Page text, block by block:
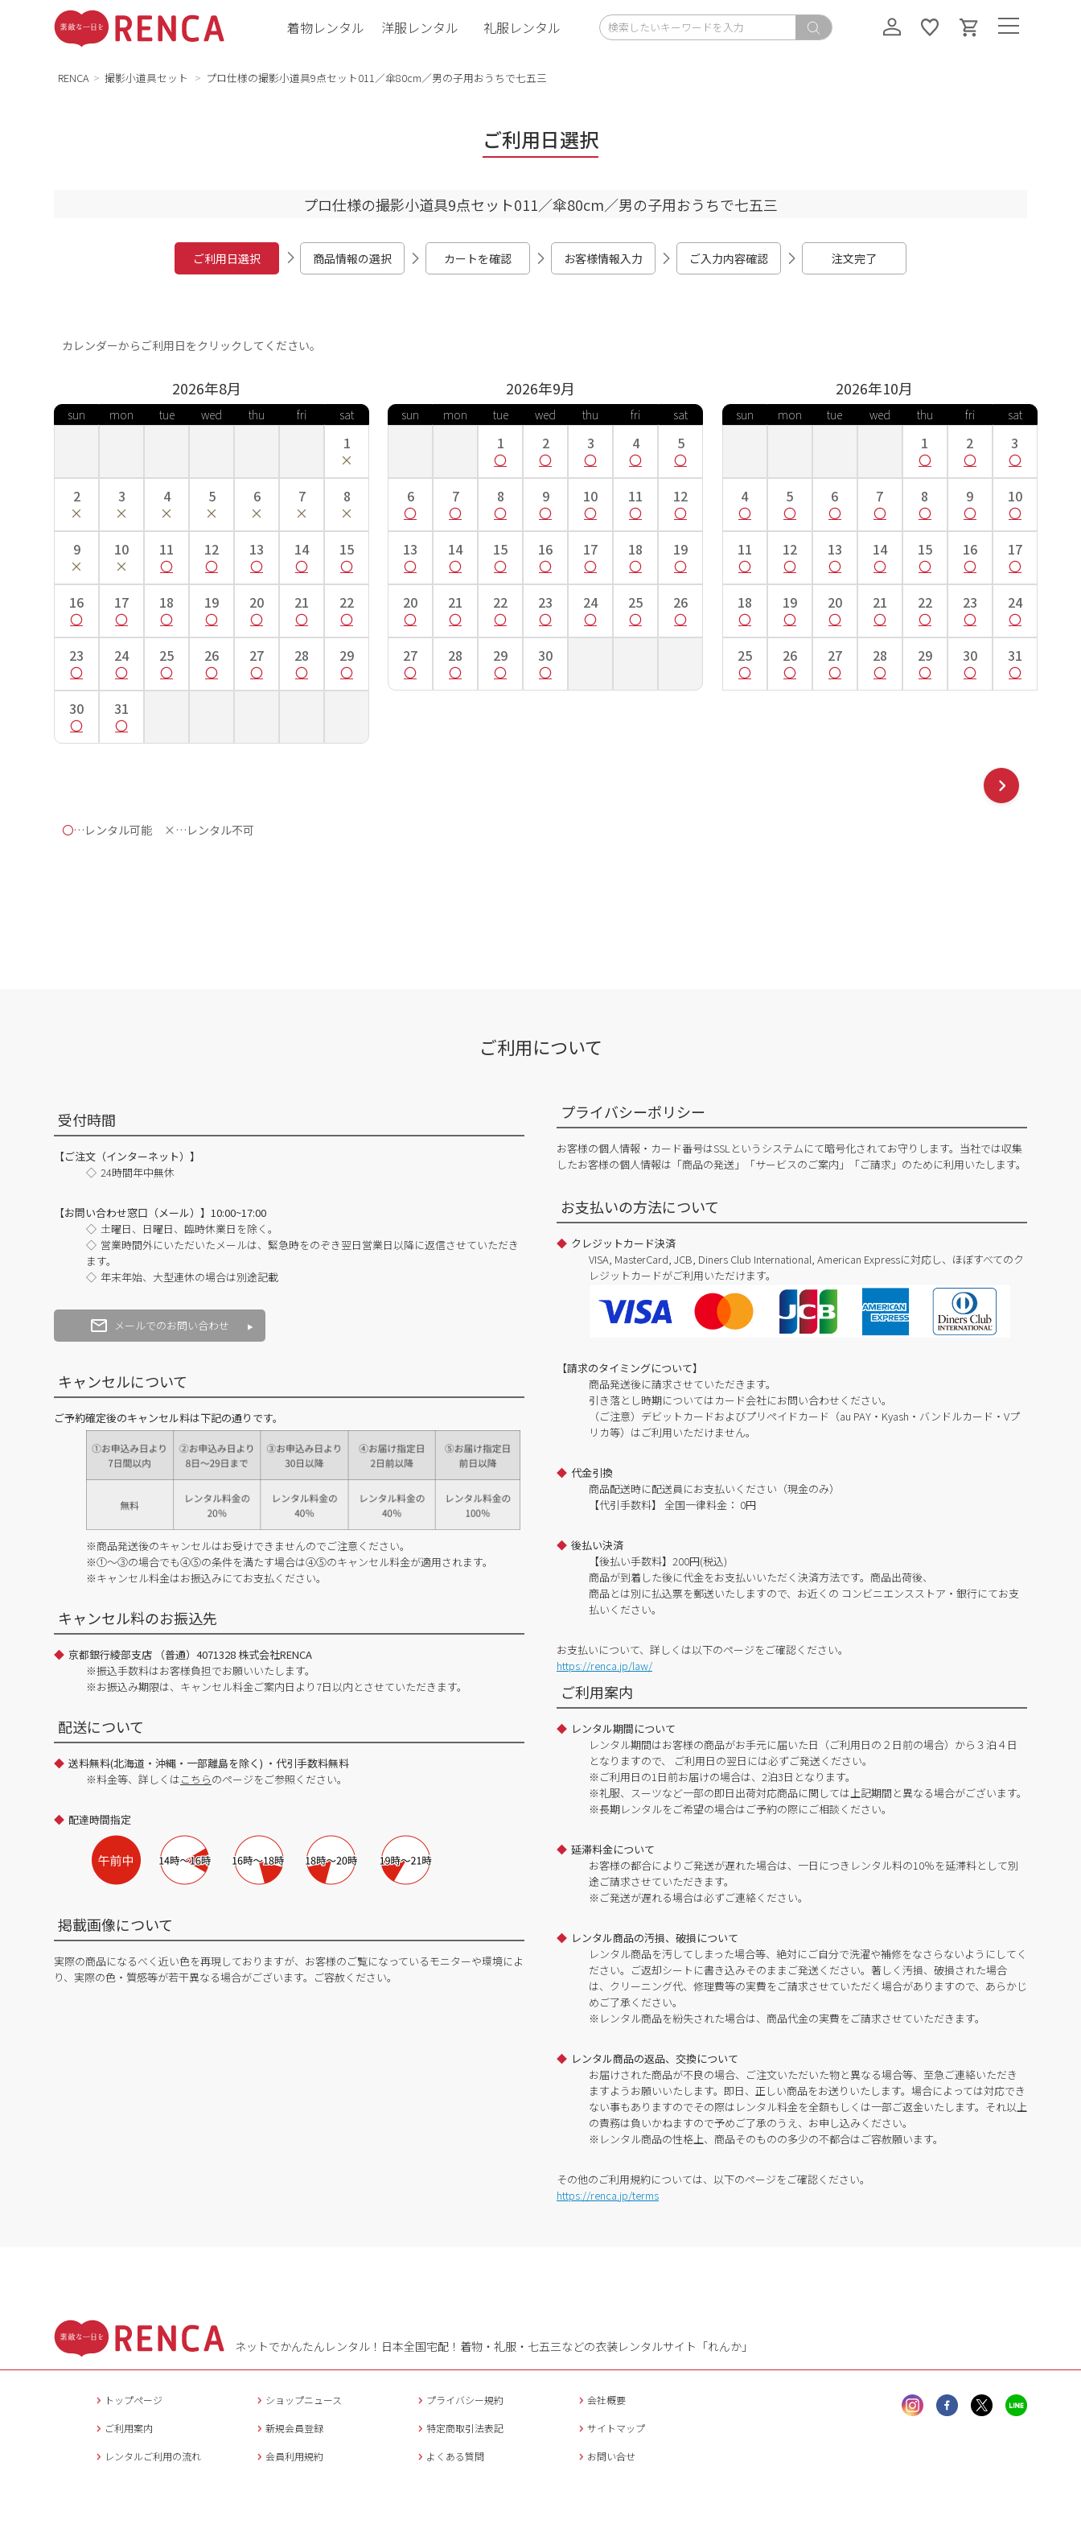
着物レンタル 洋服レンタル 礼服レンタル
RENCA 撮影小道具セット プロ仕様の撮影小道具9点セット011／傘80cm／男の子用おうちで七五三
ご利用日選択
プロ仕様の撮影小道具9点セット011／傘80cm／男の子用おうちで七五三
ご利用日選択 商品情報の選択 カートを確認 お客様情報入力 ご入力内容確認 注文完了
カレンダーからご利用日をクリックしてください。
2026年8月
sun mon tue wed thu fri sat
1
2 3 4 5 6 7 8
9 10 11 12 13 14 15
16 17 18 19 20 21 22
23 24 25 26 27 28 29
30 31
2026年9月
sun mon tue wed thu fri sat
1 2 3 4 5
6 7 8 9 10 11 12
13 14 15 16 17 18 19
20 21 22 23 24 25 26
27 28 29 30
2026年10月
sun mon tue wed thu fri sat
1 2 3
4 5 6 7 8 9 10
11 12 13 14 15 16 17
18 19 20 21 22 23 24
25 26 27 28 29 30 31
〇…レンタル可能 ×…レンタル不可
ご利用について
受付時間
【ご注文（インターネット）】
24時間年中無休
【お問い合わせ窓口（メール）】10:00~17:00
土曜日、日曜日、臨時休業日を除く。
営業時間外にいただいたメールは、緊急時をのぞき翌日営業日以降に返信させていただき
ます。
年末年始、大型連休の場合は別途記載
メールでのお問い合わせ
キャンセルについて
ご予約確定後のキャンセル料は下記の通りです。
※商品発送後のキャンセルはお受けできませんのでご注意ください。
※①～③の場合でも④⑤の条件を満たす場合は④⑤のキャンセル料金が適用されます。
※キャンセル料金はお振込みにてお支払ください。
キャンセル料のお振込先
京都銀行綾部支店 （普通）4071328 株式会社RENCA
※振込手数料はお客様負担でお願いいたします。
※お振込み期限は、キャンセル料金ご案内日より7日以内とさせていただきます。
配送について
送料無料(北海道・沖縄・一部離島を除く) ・代引手数料無料
※料金等、詳しくはこちらのページをご参照ください。
配達時間指定
掲載画像について
実際の商品になるべく近い色を再現しておりますが、お客様のご覧になっているモニターや環境によ
り、実際の色・質感等が若干異なる場合がございます。ご容赦ください。
プライバシーポリシー
お客様の個人情報・カード番号はSSLというシステムにて暗号化されてお守りします。当社では収集
したお客様の個人情報は「商品の発送」「サービスのご案内」「ご請求」のために利用いたします。
お支払いの方法について
クレジットカード決済
VISA, MasterCard, JCB, Diners Club International, American Expressに対応し、ほぼすべてのク
レジットカードがご利用いただけます。
【請求のタイミングについて】
商品発送後に請求させていただきます。
引き落とし時期についてはカード会社にお問い合わせください。
（ご注意）デビットカードおよびプリペイドカード（au PAY・Kyash・バンドルカード・Vプ
リカ等）はご利用いただけません。
代金引換
商品配送時に配送員にお支払いください（現金のみ）
【代引手数料】 全国一律料金： 0円
後払い決済
【後払い手数料】200円(税込)
商品が到着した後に代金をお支払いいただく決済方法です。商品出荷後、
商品とは別に払込票を郵送いたしますので、お近くの コンビニエンスストア・銀行にてお支
払いください。
お支払いについて、詳しくは以下のページをご確認ください。
https://renca.jp/law/
ご利用案内
レンタル期間について
レンタル期間はお客様の商品がお手元に届いた日（ご利用日の２日前の場合）から３泊４日
となりますので、 ご利用日の翌日には必ずご発送ください。
※ご利用日の1日前お届けの場合は、2泊3日となります。
※礼服、スーツなど一部の即日出荷対応商品に関しては上記期間と異なる場合がございます。
※長期レンタルをご希望の場合はご予約の際にご相談ください。
延滞料金について
お客様の都合によりご発送が遅れた場合は、一日につきレンタル料の10％を延滞料として別
途ご請求させていただきます。
※ご発送が遅れる場合は必ずご連絡ください。
レンタル商品の汚損、破損について
レンタル商品を汚してしまった場合等、絶対にご自分で洗濯や補修をなさらないようにしてく
ださい。ご返却シートに書き込みそのままご発送ください。著しく汚損、破損された場合
は、クリーニング代、修理費等の実費をご請求させていただく場合がありますので、あらかじ
めご了承ください。
※レンタル商品を紛失された場合は、商品代金の実費をご請求させていただきます。
レンタル商品の返品、交換について
お届けされた商品が不良の場合、ご注文いただいた物と異なる場合等、至急ご連絡いただき
ますようお願いいたします。即日、正しい商品をお送りいたします。場合によっては対応でき
ない事もありますのでその際はレンタル料金を全額もしくは一部ご返金いたします。それ以上
の責務は負いかねますので予めご了承のうえ、お申し込みください。
※レンタル商品の性格上、商品そのものの多少の不都合はご容赦願います。
その他のご利用規約については、以下のページをご確認ください。
https://renca.jp/terms
ネットでかんたんレンタル！日本全国宅配！ 着物・礼服・七五三などの衣装レンタルサイト「れんか」
トップページ ショップニュース プライバシー規約 会社概要
ご利用案内 新規会員登録 特定商取引法表記 サイトマップ
レンタルご利用の流れ 会員利用規約 よくある質問 お問い合せ